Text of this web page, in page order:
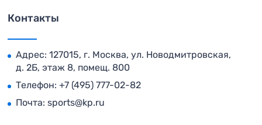
Контакты
Адрес: 127015, г. Москва, ул. Новодмитровская,
д. 2Б, этаж 8, помещ. 800
Телефон: +7 (495) 777-02-82
Почта: sports@kp.ru